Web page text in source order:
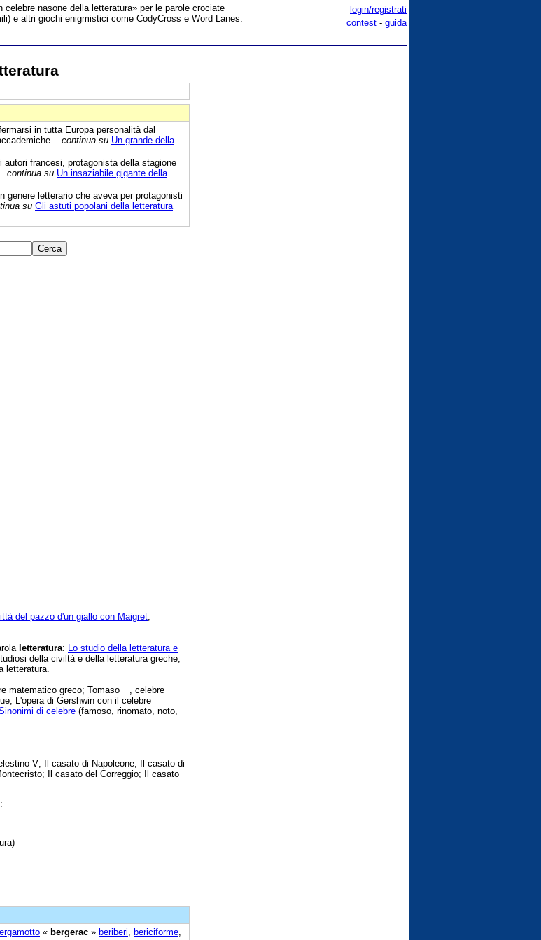
login/registrati
contest - guida
nasone della letteratura» per le parole crociate
e altri giochi enigmistici come CodyCross e Word Lanes.
in tutta Europa personalità dal
continua su Un grande della
francesi, protagonista della stagione
continua su Un insaziabile gigante della
genere letterario che aveva per protagonisti
su Gli astuti popolani della letteratura
del pazzo d'un giallo con Maigret
letteratura: Lo studio della letteratura e
della civiltà e della letteratura greche;
letteratura.
matematico greco; Tomaso__, celebre
L'opera di Gershwin con il celebre
di celebre (famoso, rinomato, noto,
V; Il casato di Napoleone; Il casato di
Il casato del Correggio; Il casato
:
« bergerac » beriberi bericiforme